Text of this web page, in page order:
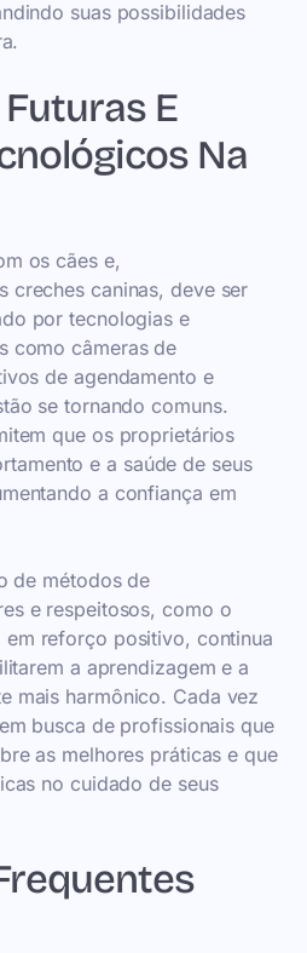
suas possibilidades
E
Na
os cães e,
creches caninas, deve ser
por tecnologias e
como câmeras de
de agendamento e
se tornando comuns.
que os proprietários
e a saúde de seus
a confiança em
de métodos de
e respeitosos, como o
em reforço positivo, continua
a aprendizagem e a
mais harmônico. Cada vez
busca de profissionais que
as melhores práticas e que
no cuidado de seus